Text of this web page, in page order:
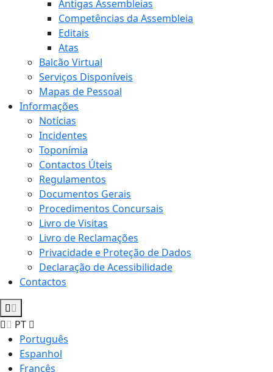
Antigas Assembleias
Competências da Assembleia
Editais
Atas
Balcão Virtual
Serviços Disponíveis
Mapas de Pessoal
Informações
Notícias
Incidentes
Toponímia
Contactos Úteis
Regulamentos
Documentos Gerais
Procedimentos Concursais
Livro de Visitas
Livro de Reclamações
Privacidade e Proteção de Dados
Declaração de Acessibilidade
Contactos
PT
Português
Espanhol
Francês